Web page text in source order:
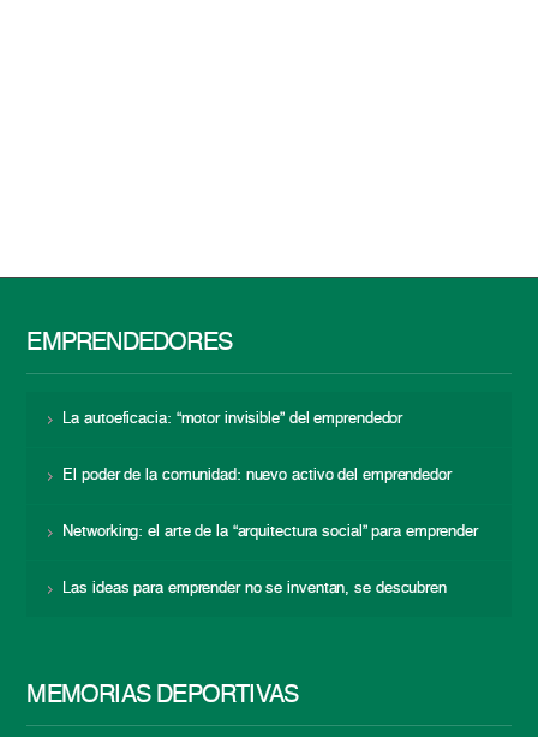
EMPRENDEDORES
La autoeficacia: “motor invisible” del emprendedor
El poder de la comunidad: nuevo activo del emprendedor
Networking: el arte de la “arquitectura social” para emprender
Las ideas para emprender no se inventan, se descubren
MEMORIAS DEPORTIVAS